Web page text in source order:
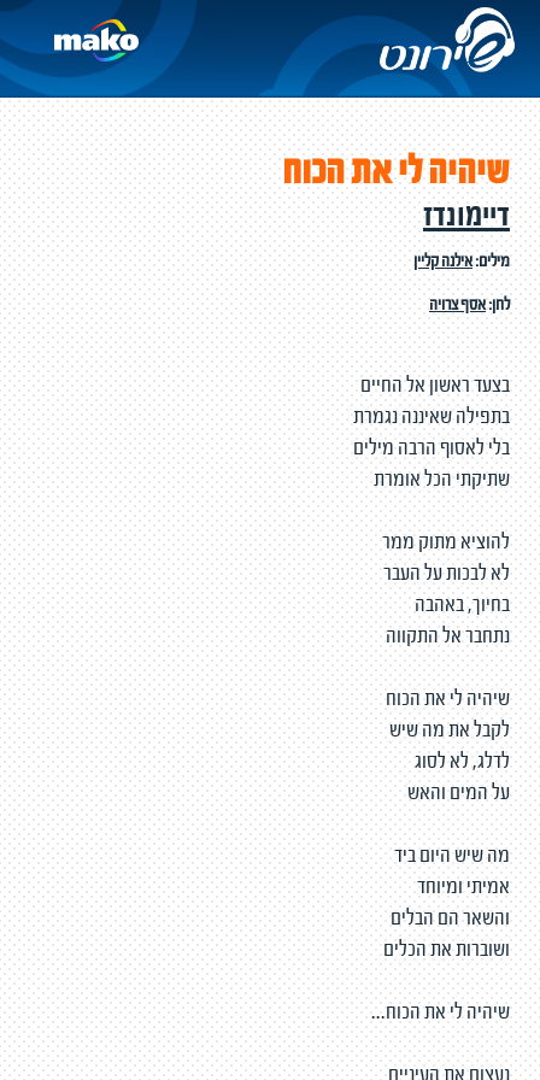
שיהיה לי את הכוח
דיימונדז
מילים:אילנה קליין
לחן:אסף צרויה
בצעד ראשון אל החיים
בתפילה שאיננה נגמרת
בלי לאסוף הרבה מילים
שתיקתי הכל אומרת
להוציא מתוק ממר
לא לבכות על העבר
בחיוך, באהבה
נתחבר אל התקווה
שיהיה לי את הכוח
לקבל את מה שיש
לדלג, לא לסוג
על המים והאש
מה שיש היום ביד
אמיתי ומיוחד
והשאר הם הבלים
ושוברות את הכלים
שיהיה לי את הכוח...